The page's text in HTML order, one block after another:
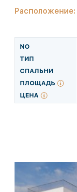
Расположение: